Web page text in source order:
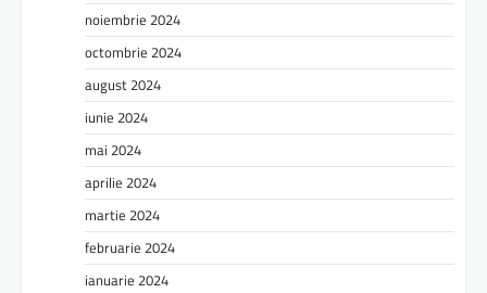
noiembrie 2024
octombrie 2024
august 2024
iunie 2024
mai 2024
aprilie 2024
martie 2024
februarie 2024
ianuarie 2024